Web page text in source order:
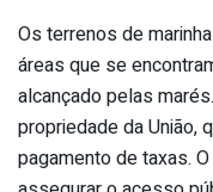
Os terrenos de
áreas que se
alcançado pelas
propriedade da União,
pagamento de taxas.